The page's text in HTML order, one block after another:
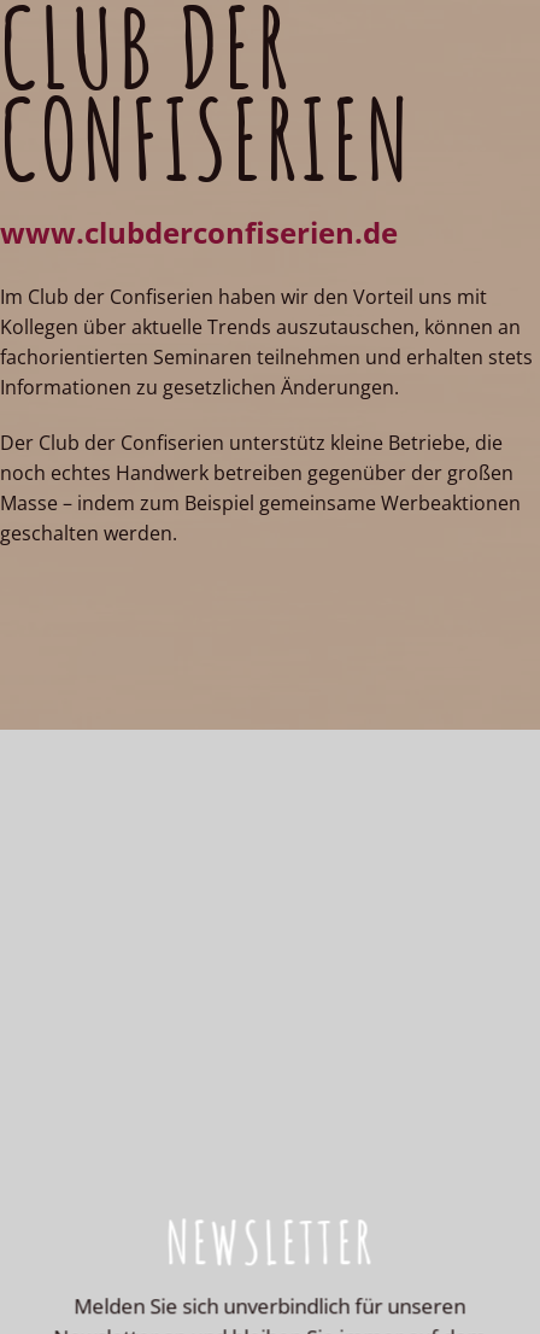
CLUB DER
CONFISERIEN
www.clubderconfiserien.de
Im Club der Confiserien haben wir den Vorteil uns mit
Kollegen über aktuelle Trends auszutauschen, können an
fachorientierten Seminaren teilnehmen und erhalten stets
Informationen zu gesetzlichen Änderungen.
Der Club der Confiserien unterstütz kleine Betriebe, die
noch echtes Handwerk betreiben gegenüber der großen
Masse – indem zum Beispiel gemeinsame Werbeaktionen
geschalten werden.
NEWSLETTER
Melden Sie sich unverbindlich für unseren